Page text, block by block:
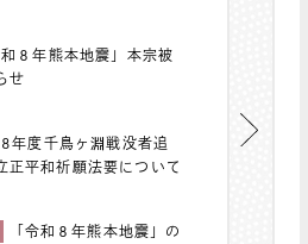
和８年熊本地震」本宗被
せ
年度千鳥ヶ淵戦没者追
正平和祈願法要について
「令和８年熊本地震」の